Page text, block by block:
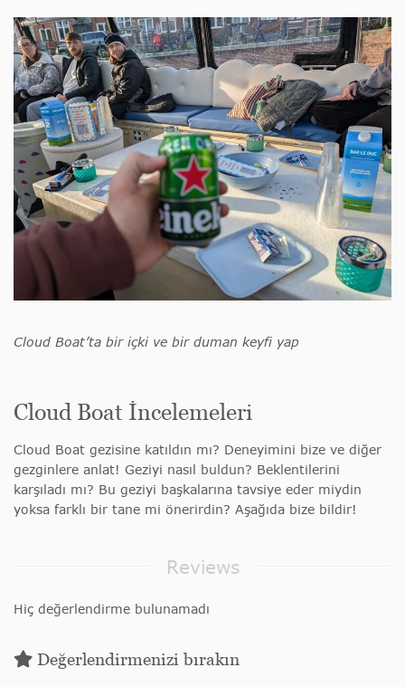
Cloud Boat’ta bir içki ve bir duman keyfi yap
Cloud Boat İncelemeleri
Cloud Boat gezisine katıldın mı? Deneyimini bize ve diğer
gezginlere anlat! Geziyi nasıl buldun? Beklentilerini
karşıladı mı? Bu geziyi başkalarına tavsiye eder miydin
yoksa farklı bir tane mi önerirdin? Aşağıda bize bildir!
Reviews
Hiç değerlendirme bulunamadı
Değerlendirmenizi bırakın